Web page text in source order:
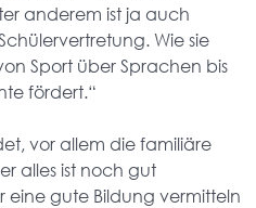
anderem ist ja auch
Wie sie
Sport über Sprachen bis
fördert.“
vor allem die familiäre
alles ist noch gut
eine gute Bildung vermitteln